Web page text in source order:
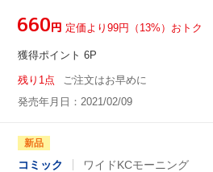
¥660円 定価より99円（13%）おトク
獲得ポイント 6P
残り1点
ご注文はお早めに
発売年月日：2021/02/09
新品
コミック ワイドKCモーニング